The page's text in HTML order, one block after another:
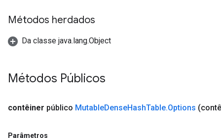
Métodos herdados
Da classe java.lang.Object
Métodos Públicos
contêiner público MutableDenseHashTable.Options
Parâmetros